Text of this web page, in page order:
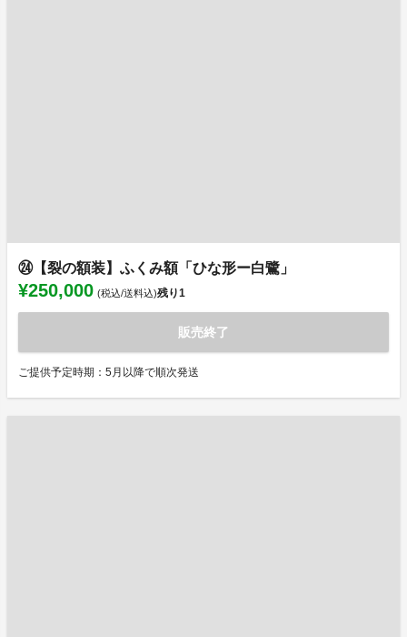
㉔【裂の額装】ふくみ額「ひな形ー白鷺」
¥250,000 (税込/送料込)残り1
販売終了
ご提供予定時期：5月以降で順次発送